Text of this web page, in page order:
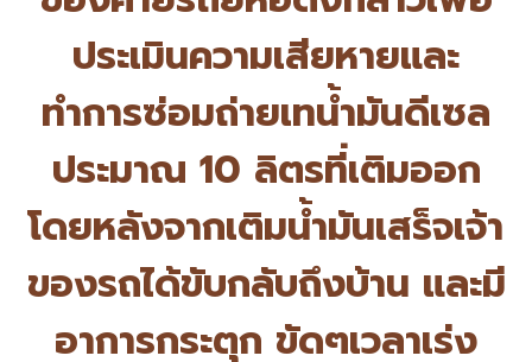
ประเมินความเสียหายและ
ทำการซ่อมถ่ายเทน้ำมันดีเซล
ประมาณ 10 ลิตรที่เติมออก
โดยหลังจากเติมน้ำมันเสร็จเจ้า
ของรถได้ขับกลับถึงบ้าน และมี
อาการกระตุก ขัดๆเวลาเร่ง